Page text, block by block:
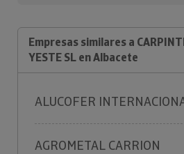
Empresas similares a
YESTE SL en Albacete
ALUCOFER
AGROMETAL CARRION